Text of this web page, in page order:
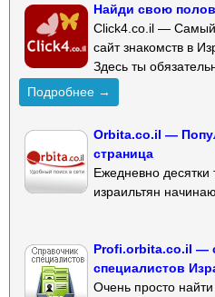
Найди свою
Click4.co.il —
сайт знакомств в
Здесь ты
Подробнее →
Orbita.co.il —
страница
Ежедневно десятки
израильтян
Profi.orbita.co.il —
специалистов
Очень просто